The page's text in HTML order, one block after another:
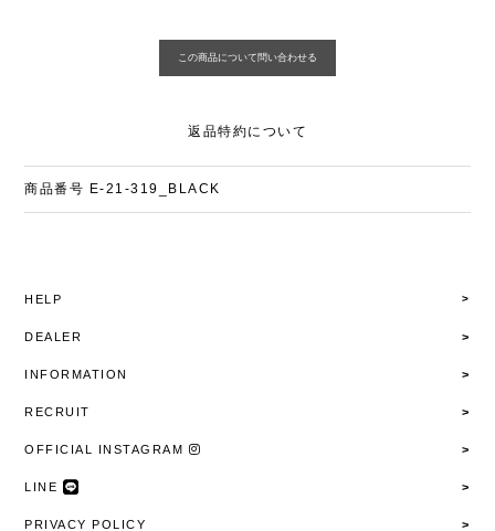
返品特約について
商品番号 E-21-319_BLACK
HELP
DEALER
INFORMATION
RECRUIT
OFFICIAL INSTAGRAM
LINE
PRIVACY POLICY